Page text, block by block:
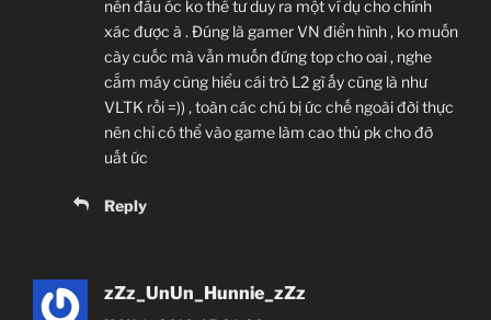
nên đầu óc ko thể tư duy ra một ví dụ cho chính
xác được à . Đúng là gamer VN điển hình , ko muốn
cày cuốc mà vẫn muốn đứng top cho oai , nghe
cắm máy cũng hiểu cái trò L2 gì ấy cũng là như
VLTK rồi =)) , toàn các chú bị ức chế ngoài đời thực
nên chỉ có thể vào game làm cao thủ pk cho đỡ
uất ức
Reply
zZz_UnUn_Hunnie_zZz